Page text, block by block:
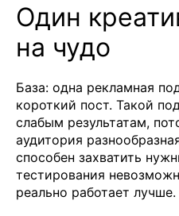
Один
на чудо
База: одна рекламная
короткий пост. Такой
слабым результатам,
аудитория
способен захватить
тестирования
реально работает лучше.